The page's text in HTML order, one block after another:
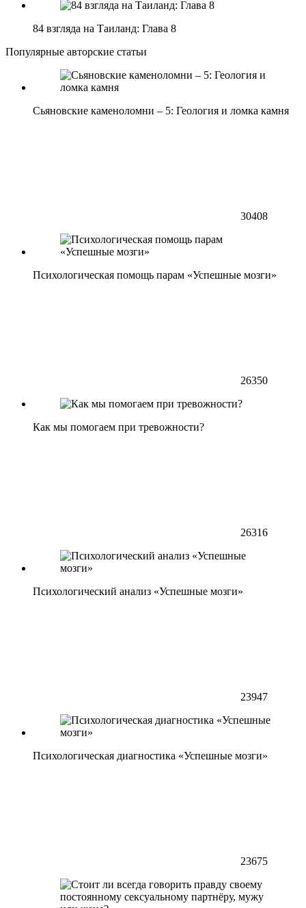
84 взгляда на Таиланд: Глава 8
Популярные авторские статьи
Сьяновские каменоломни – 5: Геология и ломка камня
30408
Психологическая помощь парам «Успешные мозги»
26350
Как мы помогаем при тревожности?
26316
Психологический анализ «Успешные мозги»
23947
Психологическая диагностика «Успешные мозги»
23675